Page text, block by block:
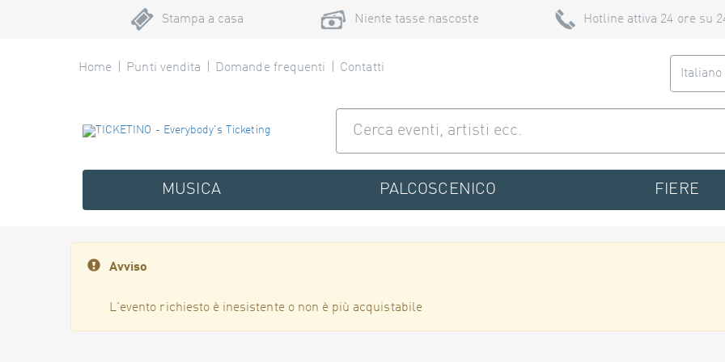
Stampa a casa Niente tasse nascoste Hotline attiva 24 ore su
Home Punti vendita Domande frequenti Contatti Italiano
MUSICA PALCOSCENICO FIERE
Avviso
L'evento richiesto è inesistente o non è più acquistabile